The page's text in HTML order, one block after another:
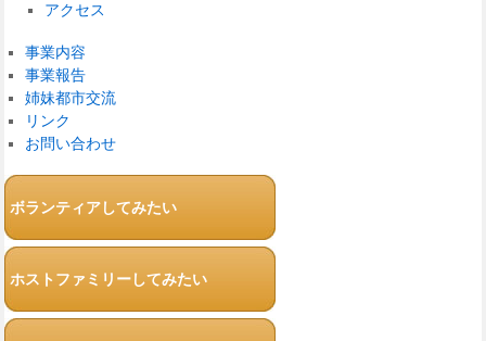
アクセス
事業内容
事業報告
姉妹都市交流
リンク
お問い合わせ
ボランティアしてみたい
ホストファミリーしてみたい